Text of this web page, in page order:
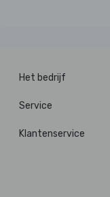
Het bedrijf
Service
Klantenservice